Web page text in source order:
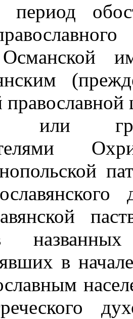
Османской
или
в